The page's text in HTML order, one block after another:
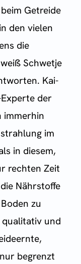
Getreide
den vielen
die
Schwetje
Kai-
der
immerhin
im
in diesem,
rechten Zeit
Nährstoffe
zu
qualitativ und
begrenzt